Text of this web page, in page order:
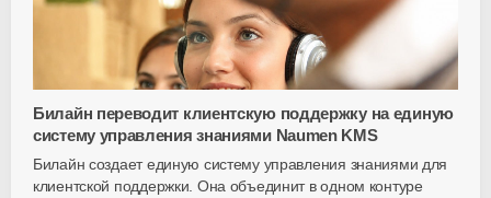
Билайн переводит клиентскую поддержку на единую
систему управления знаниями Naumen KMS
Билайн создает единую систему управления знаниями для
клиентской поддержки. Она объединит в одном контуре